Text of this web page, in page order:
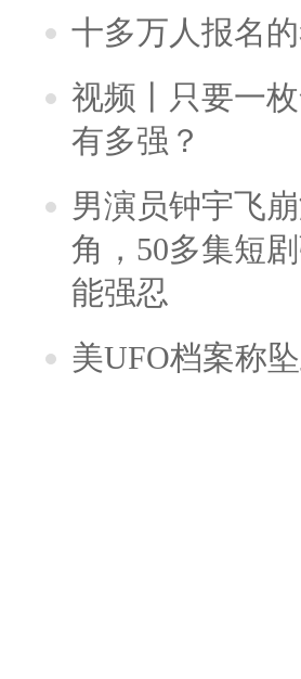
十多万人报名
视频丨只要一
有多强？
男演员钟宇飞
角，50多集短
能强忍
美UFO档案称